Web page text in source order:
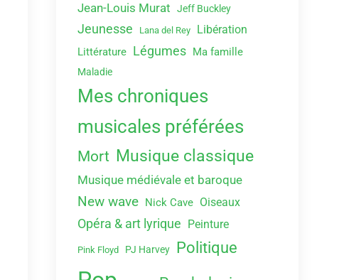
Jean-Louis Murat Jeff Buckley
Jeunesse Lana del Rey Libération
Littérature Légumes Ma famille
Maladie
Mes chroniques
musicales préférées
Mort Musique classique
Musique médiévale et baroque
New wave Nick Cave Oiseaux
Opéra & art lyrique Peinture
Pink Floyd PJ Harvey Politique